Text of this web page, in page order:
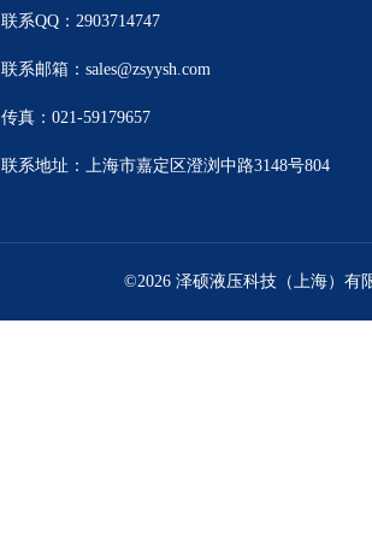
联系QQ：2903714747
联系邮箱：sales@zsyysh.com
传真：021-59179657
联系地址：上海市嘉定区澄浏中路3148号804
©2026 泽硕液压科技（上海）有